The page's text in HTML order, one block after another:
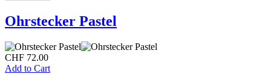
Ohrstecker Pastel
CHF 72.00
Add to Cart